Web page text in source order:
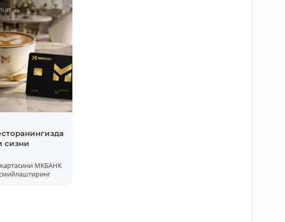
сизни
картасини МКБАНК